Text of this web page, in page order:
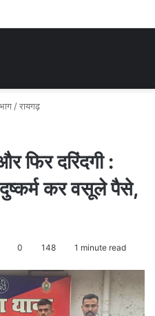
/रायगढ़
फिर दरिंदगी :
कर वसूले पैसे,
0 148 1 minute read